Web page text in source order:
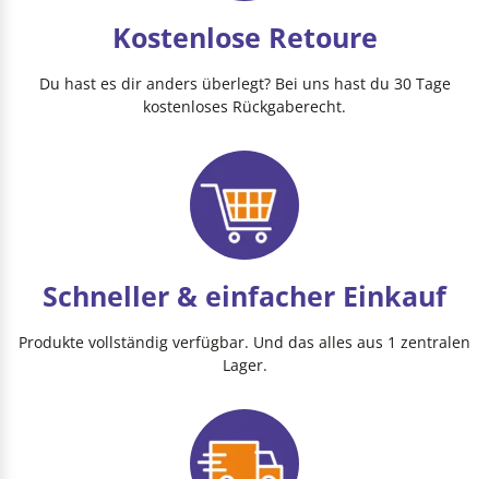
Kostenlose Retoure
Du hast es dir anders überlegt? Bei uns hast du 30 Tage
kostenloses Rückgaberecht.
Schneller & einfacher Einkauf
Produkte vollständig verfügbar. Und das alles aus 1 zentralen
Lager.